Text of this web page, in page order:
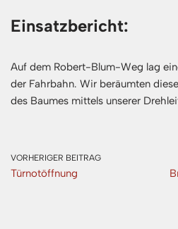
Einsatzbericht:
Auf dem Robert-Blum-Weg lag
der Fahrbahn. Wir beräumten
des Baumes mittels unserer
VORHERIGER BEITRAG
Türnotöffnung